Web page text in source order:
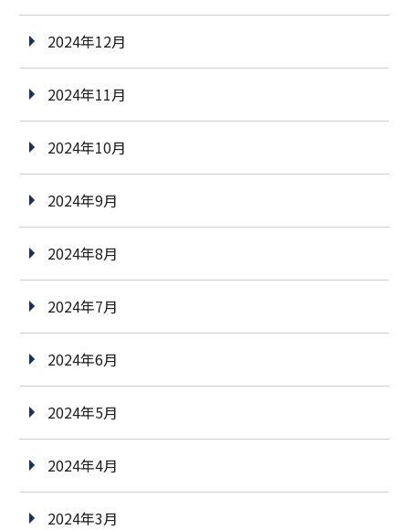
2024年12月
2024年11月
2024年10月
2024年9月
2024年8月
2024年7月
2024年6月
2024年5月
2024年4月
2024年3月